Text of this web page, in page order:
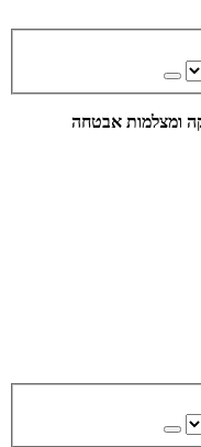
ומצלמות אבטחה